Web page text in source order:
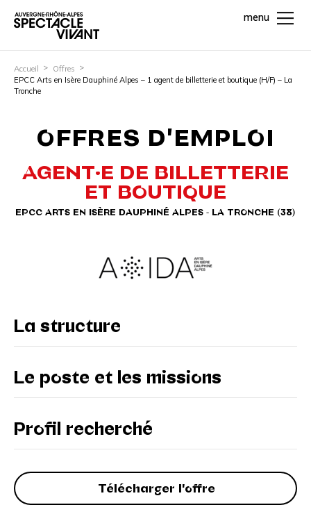
menu
Accueil
Offres
EPCC Arts en Isère Dauphiné Alpes – 1 agent de billetterie et boutique (H/F) – La
Tronche
OFFRES D'EMPLOI
AGENT·E DE BILLETTERIE
ET BOUTIQUE
EPCC ARTS EN ISÈRE DAUPHINÉ ALPES - LA TRONCHE (38)
La structure
Le poste et les missions
Profil recherché
Télécharger l'offre